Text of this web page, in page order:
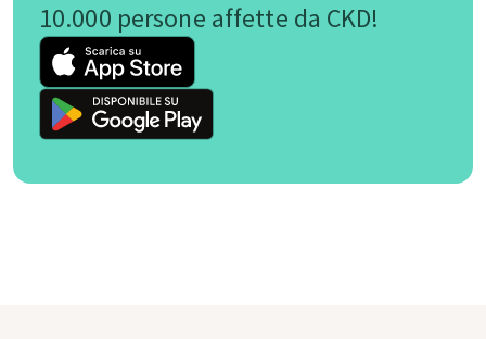
10.000 persone affette da CKD!